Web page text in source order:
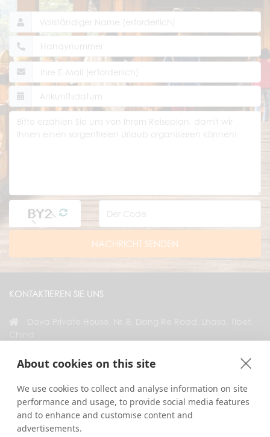
About cookies on this site
We use cookies to collect and analyse information on site
performance and usage, to provide social media features
and to enhance and customise content and
advertisements.
NACHRICHT SENDEN
KONTAKTIEREN SIE UNS
VERBINDEN SIE SICH MIT UNS